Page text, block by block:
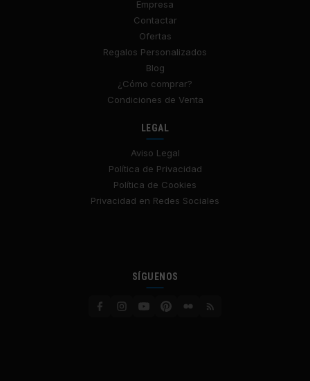
Empresa
Contactar
Ofertas
Regalos Personalizados
Blog
¿Cómo comprar?
Condiciones de Venta
LEGAL
Aviso Legal
Política de Privacidad
Política de Cookies
Privacidad en Redes Sociales
SÍGUENOS